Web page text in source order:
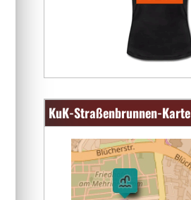
KuK-Straßenbrunnen-Karte